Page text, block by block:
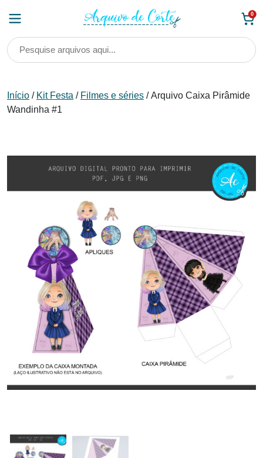
0
Início / Kit Festa / Filmes e séries / Arquivo Caixa Pirâmide
Wandinha #1